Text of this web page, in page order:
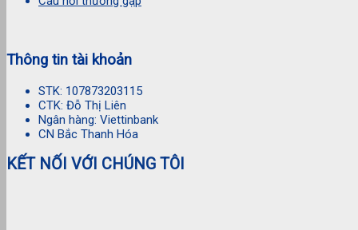
Thông tin tài khoản
STK: 107873203115
CTK: Đỗ Thị Liên
Ngân hàng: Viettinbank
CN Bắc Thanh Hóa
KẾT NỐI VỚI CHÚNG TÔI